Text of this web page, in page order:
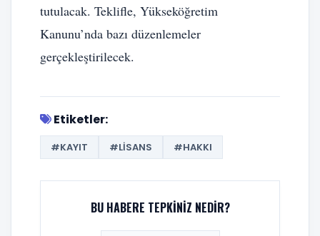
tutulacak. Teklifle, Yükseköğretim
Kanunu’nda bazı düzenlemeler
gerçekleştirilecek.
Etiketler:
#KAYIT #LISANS #HAKKI
BU HABERE TEPKINIZ NEDIR?